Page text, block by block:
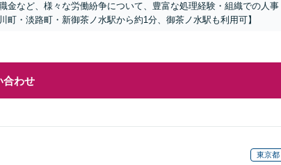
金など、様々な労働紛争について、豊富な処理経験・組織での人事
・淡路町・新御茶ノ水駅から約1分、御茶ノ水駅も利用可】
合わせ
東京都